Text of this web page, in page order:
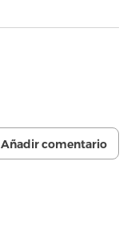
Añadir comentario